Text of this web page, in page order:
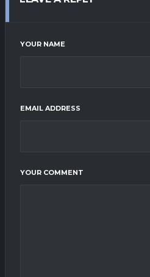
YOUR NAME
EMAIL ADDRESS
YOUR COMMENT